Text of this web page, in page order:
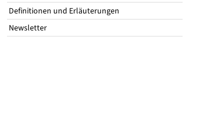
Definitionen und Erläuterungen
Newsletter